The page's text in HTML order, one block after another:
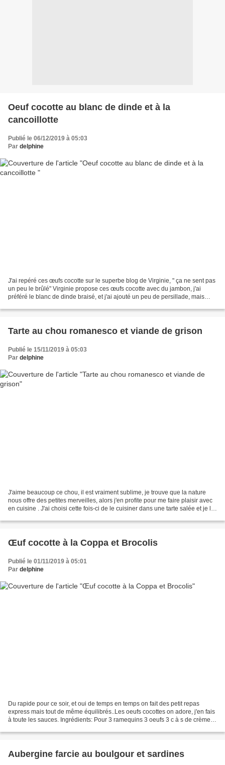
Oeuf cocotte au blanc de dinde et à la
cancoillotte
Publié le 06/12/2019 à 05:03
Par delphine
J'ai repéré ces œufs cocotte sur le superbe blog de Virginie, " ça ne sent pas
un peu le brûlé" Virginie propose ces œufs cocotte avec du jambon, j'ai
préféré le blanc de dinde braisé, et j'ai ajouté un peu de persillade, mais
Tarte au chou romanesco et viande de grison
Publié le 15/11/2019 à 05:03
Par delphine
J'aime beaucoup ce chou, il est vraiment sublime, je trouve que la nature
nous offre des petites merveilles, alors j'en profite pour me faire plaisir avec
en cuisine . J'ai choisi cette fois-ci de le cuisiner dans une tarte salée et je l'ai
Œuf cocotte à la Coppa et Brocolis
Publié le 01/11/2019 à 05:01
Par delphine
Du rapide pour ce soir, et oui de temps en temps on fait des petit repas
express mais tout de même équilibrés..Les oeufs cocottes on adore, j'en fais
à toute les sauces. Ingrédients: Pour 3 ramequins 3 oeufs 3 c à s de crème
Aubergine farcie au boulgour et sardines